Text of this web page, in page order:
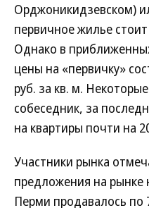
Орджоникидзевском)
первичное жилье
Однако в
цены на «первичку»
руб. за кв. м.
собеседник, за
на квартиры почти на
Участники рынка
предложения на рынке
Перми продавалось по